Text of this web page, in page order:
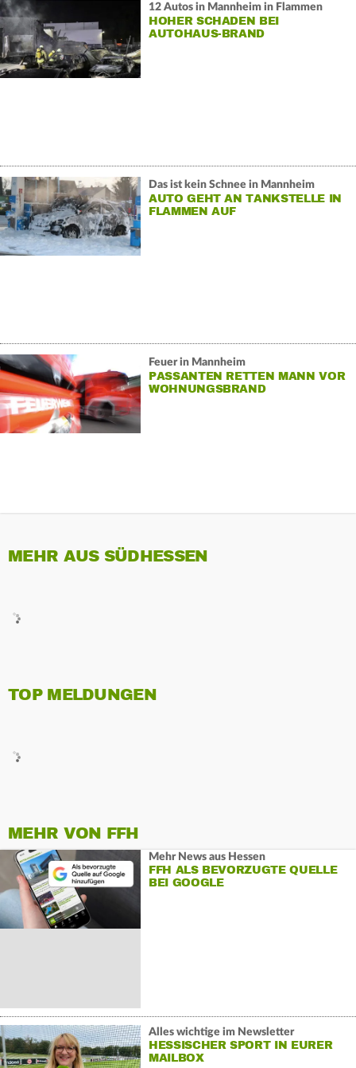
12 Autos in Mannheim in Flammen
HOHER SCHADEN BEI
AUTOHAUS-BRAND
Das ist kein Schnee in Mannheim
AUTO GEHT AN TANKSTELLE IN
FLAMMEN AUF
Feuer in Mannheim
PASSANTEN RETTEN MANN VOR
WOHNUNGSBRAND
MEHR AUS SÜDHESSEN
TOP MELDUNGEN
MEHR VON FFH
Mehr News aus Hessen
FFH ALS BEVORZUGTE QUELLE
BEI GOOGLE
Alles wichtige im Newsletter
HESSISCHER SPORT IN EURER
MAILBOX